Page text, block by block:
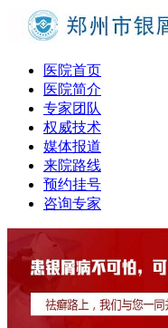
医院首页
医院简介
专家团队
权威技术
媒体报道
来院路线
预约挂号
咨询专家